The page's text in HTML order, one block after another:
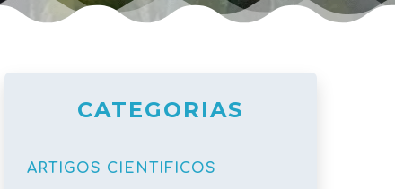
CATEGORIAS
ARTIGOS CIENTIFICOS